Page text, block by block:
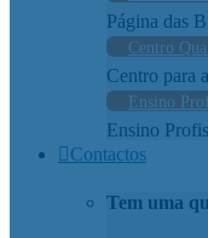
Página das
Centro
Centro para
Ensino
Ensino
Contactos
Tem uma